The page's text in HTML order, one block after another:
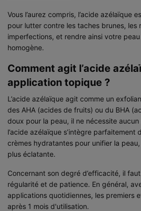
Vous l’aurez compris, l’acide azélaïque
pour lutter contre les taches brunes, les
imperfections, et rendre ainsi votre
homogène.
Comment agit l’acide
application topique ?
L’acide azélaïque agit comme un
des AHA (acides de fruits) ou du BHA
doux pour la peau, il ne nécessite aucun
l’acide azélaïque s’intègre parfaitement
crèmes hydratantes pour unifier la
plus éclatante.
Concernant son degré d’efficacité, il
régularité et de patience. En général,
applications quotidiennes, les premiers
après 1 mois d'utilisation.